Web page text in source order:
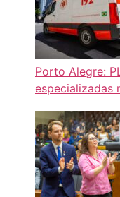
Porto Alegre:
especializadas